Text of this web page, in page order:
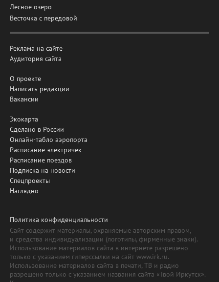
Лесное озеро
Весточка с передовой
Реклама на сайте
Аудитория сайта
О проекте
Написать редакции
Вакансии
Экокарта
Сделано в России
Онлайн-табло аэропорта
Расписание электричек
Расписание поездов
Подписка на новости
Спецпроекты
Наглядно
Политика конфиденциальности
Сайт содержит материалы, охраняемые авторским правом,
и средства индивидуализации (логотипы, фирменные знаки).
Использование материалов сайта в интернете разрешено
только с указанием гиперссылки на сайт www.irk.ru.
Использование материалов сайта в печати, ТВ и радио
разрешено только с указанием названия сайта «Твой Иркутск».